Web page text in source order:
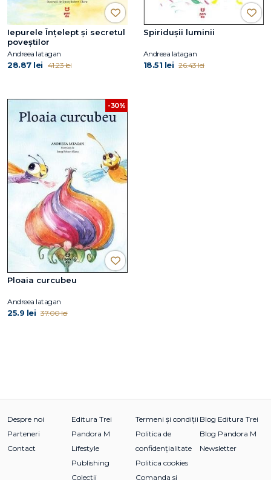
Iepurele Înțelept și secretul
poveștilor
Andreea Iatagan
28.87 lei 41.23 lei
Spiridușii luminii
Andreea Iatagan
18.51 lei 26.43 lei
-30%
Ploaia curcubeu
Andreea Iatagan
25.9 lei 37.00 lei
Despre noi
Parteneri
Contact
Editura Trei
Pandora M
Lifestyle
Publishing
Colecții
Termeni și condiții
Politica de
confidențialitate
Politica cookies
Comanda si
Blog Editura Trei
Blog Pandora M
Newsletter